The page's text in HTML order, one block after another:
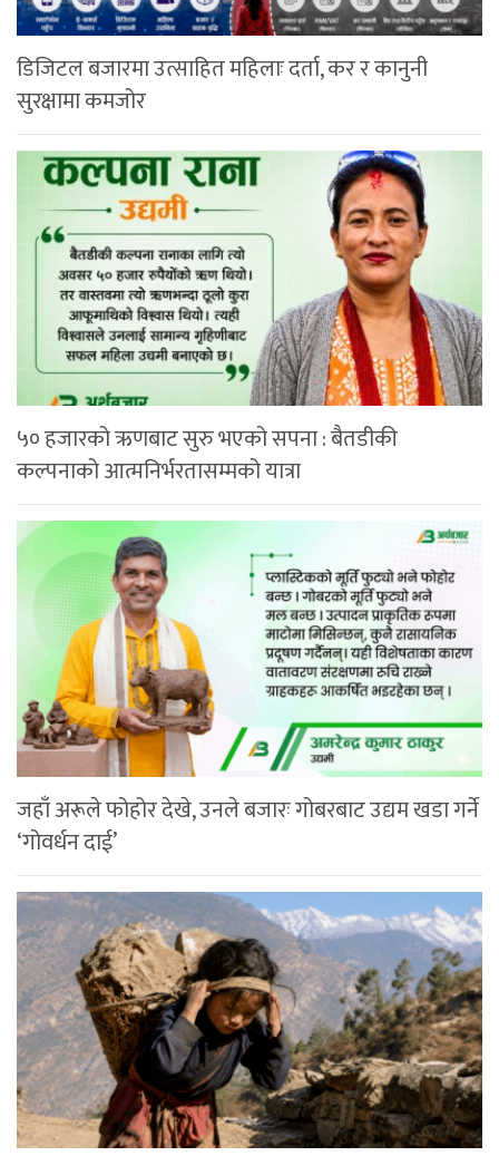
डिजिटल बजारमा उत्साहित महिलाः दर्ता, कर र कानुनी
सुरक्षामा कमजोर
५० हजारको ऋणबाट सुरु भएको सपना : बैतडीकी
कल्पनाको आत्मनिर्भरतासम्मको यात्रा
जहाँ अरूले फोहोर देखे, उनले बजारः गोबरबाट उद्यम खडा गर्ने
‘गोवर्धन दाई’